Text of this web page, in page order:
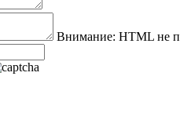
Внимание: HTML не